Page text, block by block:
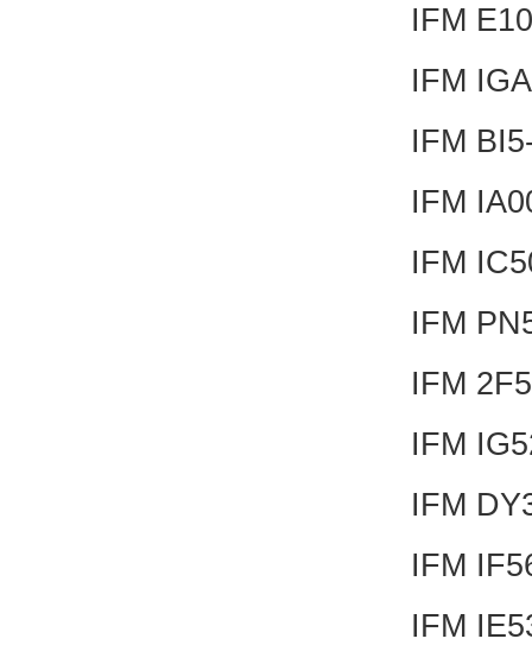
IFM
IFM
IFM
IFM
IFM
IFM
IFM
IFM
IFM
IFM
IFM